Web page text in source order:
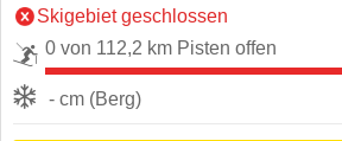
Skigebiet geschlossen
0 von 112,2 km Pisten offen
- cm (Berg)